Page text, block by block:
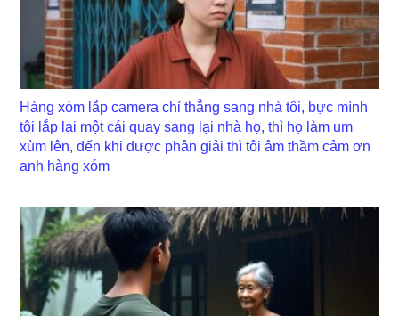
Hàng xóm lắp camera chỉ thẳng sang nhà tôi, bực mình
tôi lắp lại một cái quay sang lại nhà họ, thì họ làm um
xùm lên, đến khi được phân giải thì tôi âm thầm cảm ơn
anh hàng xóm